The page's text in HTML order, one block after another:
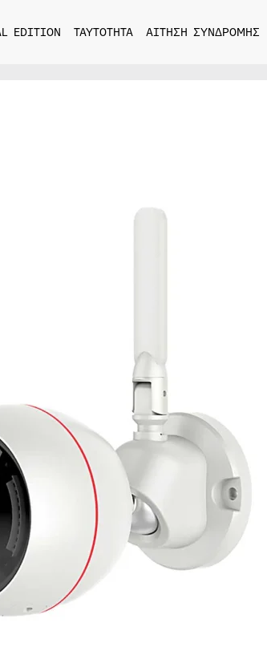
EDITION ΤΑΥΤΟΤΗΤΑ ΑΙΤΗΣΗ ΣΥΝΔΡΟΜΗΣ